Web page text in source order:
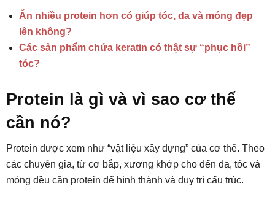
Ăn nhiều protein hơn có giúp tóc, da và móng đẹp
lên không?
Các sản phẩm chứa keratin có thật sự “phục hồi”
tóc?
Protein là gì và vì sao cơ thể
cần nó?
Protein được xem như “vật liệu xây dựng” của cơ thể. Theo
các chuyên gia, từ cơ bắp, xương khớp cho đến da, tóc và
móng đều cần protein để hình thành và duy trì cấu trúc.